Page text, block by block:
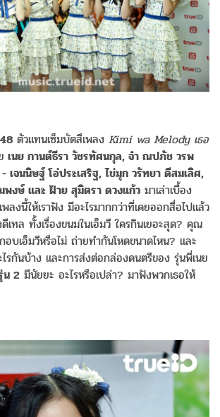
ตัวแทนเซ็มบัตสึเพลง Kimi wa Melody เธอ
เนย กานต์ธีรา วัชรทัศนกุล, จ๋า ณปภัช วรพ
เจนนิษฐ์ โอ่ประเสริฐ, ไข่มุก วรัทยา ดีสมเลิศ,
พงษ์ และ ฝ้าย สุมิตรา ดวงแก้ว มาเล่าเบื้อง
ลงนี้ให้เราฟัง มีอะไรมากกว่าที่เคยออกสื่อไปแล้ว
ทล ทั้งเรื่องขนมในเอ็มวี ใครกินเยอะสุด? คุณ
บเอ็มวีหรือไม่ ถ่ายทำกันโหดขนาดไหน? และ
รกันบ้าง และการส่งต่อกล่องดนตรีของ รุ่นพี่เนย
น 2 มีนัยยะ อะไรหรือเปล่า? มาฟังพวกเธอให้